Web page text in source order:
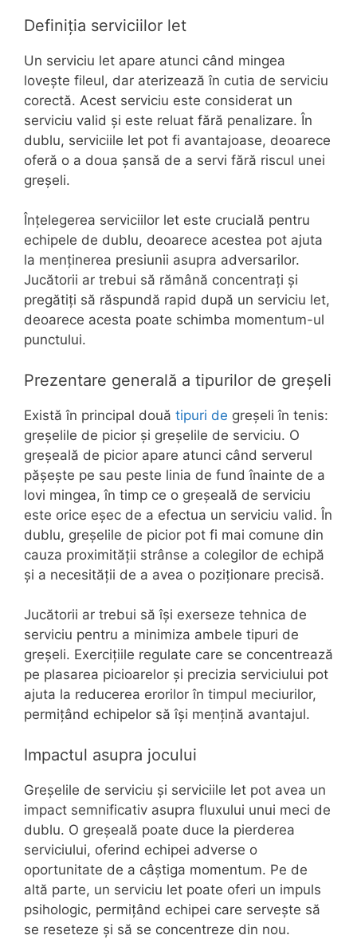
Definiția serviciilor let
Un serviciu let apare atunci când mingea
lovește fileul, dar aterizează în cutia de serviciu
corectă. Acest serviciu este considerat un
serviciu valid și este reluat fără penalizare. În
dublu, serviciile let pot fi avantajoase, deoarece
oferă o a doua șansă de a servi fără riscul unei
greșeli.
Înțelegerea serviciilor let este crucială pentru
echipele de dublu, deoarece acestea pot ajuta
la menținerea presiunii asupra adversarilor.
Jucătorii ar trebui să rămână concentrați și
pregătiți să răspundă rapid după un serviciu let,
deoarece acesta poate schimba momentum-ul
punctului.
Prezentare generală a tipurilor de greșeli
Există în principal două tipuri de greșeli în tenis:
greșelile de picior și greșelile de serviciu. O
greșeală de picior apare atunci când serverul
pășește pe sau peste linia de fund înainte de a
lovi mingea, în timp ce o greșeală de serviciu
este orice eșec de a efectua un serviciu valid. În
dublu, greșelile de picior pot fi mai comune din
cauza proximității strânse a colegilor de echipă
și a necesității de a avea o poziționare precisă.
Jucătorii ar trebui să își exerseze tehnica de
serviciu pentru a minimiza ambele tipuri de
greșeli. Exercițiile regulate care se concentrează
pe plasarea picioarelor și precizia serviciului pot
ajuta la reducerea erorilor în timpul meciurilor,
permițând echipelor să își mențină avantajul.
Impactul asupra jocului
Greșelile de serviciu și serviciile let pot avea un
impact semnificativ asupra fluxului unui meci de
dublu. O greșeală poate duce la pierderea
serviciului, oferind echipei adverse o
oportunitate de a câștiga momentum. Pe de
altă parte, un serviciu let poate oferi un impuls
psihologic, permițând echipei care servește să
se reseteze și să se concentreze din nou.